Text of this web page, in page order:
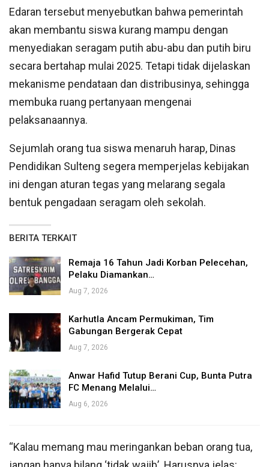
Edaran tersebut menyebutkan bahwa pemerintah
akan membantu siswa kurang mampu dengan
menyediakan seragam putih abu-abu dan putih biru
secara bertahap mulai 2025. Tetapi tidak dijelaskan
mekanisme pendataan dan distribusinya, sehingga
membuka ruang pertanyaan mengenai
pelaksanaannya.
Sejumlah orang tua siswa menaruh harap, Dinas
Pendidikan Sulteng segera memperjelas kebijakan
ini dengan aturan tegas yang melarang segala
bentuk pengadaan seragam oleh sekolah.
BERITA TERKAIT
Remaja 16 Tahun Jadi Korban Pelecehan,
Pelaku Diamankan…
Aug 7, 2026
Karhutla Ancam Permukiman, Tim
Gabungan Bergerak Cepat
Aug 7, 2026
Anwar Hafid Tutup Berani Cup, Bunta Putra
FC Menang Melalui…
Aug 6, 2026
“Kalau memang mau meringankan beban orang tua,